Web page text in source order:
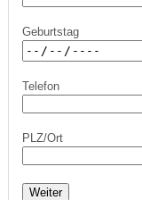
Geburtstag
Telefon
PLZ/Ort
Weiter